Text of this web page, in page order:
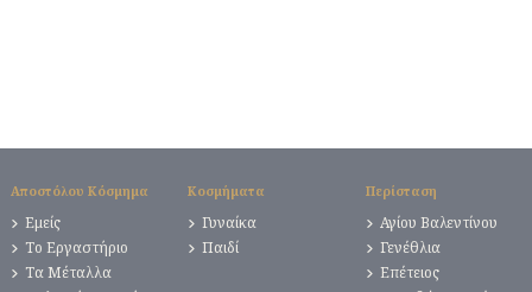
Αποστόλου Κόσμημα
Εμείς
Το Εργαστήριο
Τα Μέταλλα
Κοσμήματα
Γυναίκα
Παιδί
Περίσταση
Αγίου Βαλεντίνου
Γενέθλια
Επέτειος